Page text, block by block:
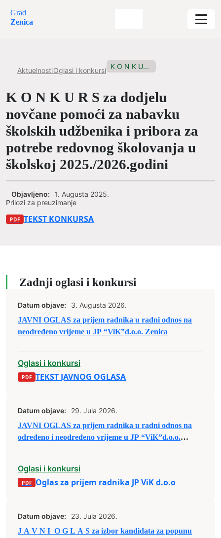
Grad
Zenica
AktuelnostiOglasi i konkursi K O N K U...
K O N K U R S za dodjelu
novčane pomoći za nabavku
školskih udžbenika i pribora za
potrebe redovnog školovanja u
školskoj 2025./2026.godini
Prilozi za preuzimanje
TEKST KONKURSA
Objavljeno: 1. Augusta 2025.
Zadnji oglasi i konkursi
Datum objave:
3. Augusta 2026.
JAVNI OGLAS za prijem radnika u radni odnos na
neodređeno vrijeme u JP “ViK”d.o.o. Zenica
Oglasi i konkursi
TEKST JAVNOG OGLASA
Datum objave:
29. Jula 2026.
JAVNI OGLAS za prijem radnika u radni odnos na
određeno i neodređeno vrijeme u JP “ViK”d.o.o.
Oglasi i konkursi
Oglas za prijem radnika JP ViK d.o.o
Datum objave:
23. Jula 2026.
J A V N I O G L A S za izbor kandidata za popunu